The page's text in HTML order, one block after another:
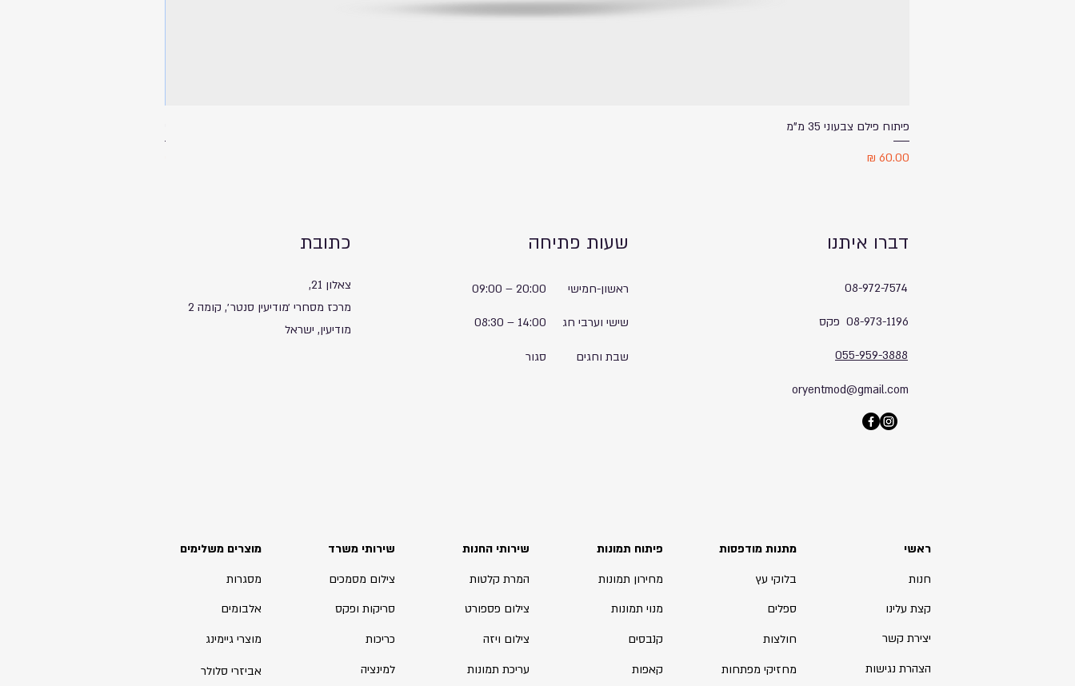
פיתוח פילם צבעוני 35 מ"מ
מחיר
כתובת
צאלון 21,
מרכז מסחרי ׳מודיעין סנטר׳, קומה 2
מודיעין, ישראל
שעות פתיחה
20:00
– ראשון-חמישי
14:00
– שישי וערבי חג
סגור שבת וחגים
דברו איתנו
08-972-7574
08-973-1196 פקס
055-959-3888
oryentmod@gmail.com
מוצרים משלימים
מסגרות
אלבומים
מוצרי גיימינג
אביזרי סלולר
שירותי משרד
צילום מסמכים
סריקות ופקס
כריכות
למינציה
שירותי החנות
המרת קלטות
צילום פספורט
צילום ויזה
עריכת תמונות
פיתוח תמונות
מחירון תמונות
מנוי תמונות
קנבסים
קאפות
מתנות מודפסות
בלוקי עץ
ספלים
חולצות
מחזיקי מפתחות
ראשי
חנות
קצת עלינו
יצירת קשר
הצהרת נגישות